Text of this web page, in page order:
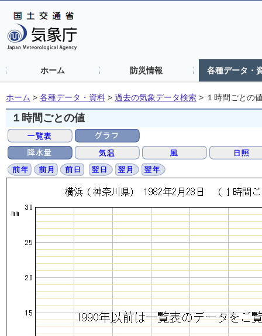
ホーム 防災情報 各種データ・
ホーム > 各種データ・資料 > 過去の気象データ検索 > １時間ごとの
１時間ごとの値